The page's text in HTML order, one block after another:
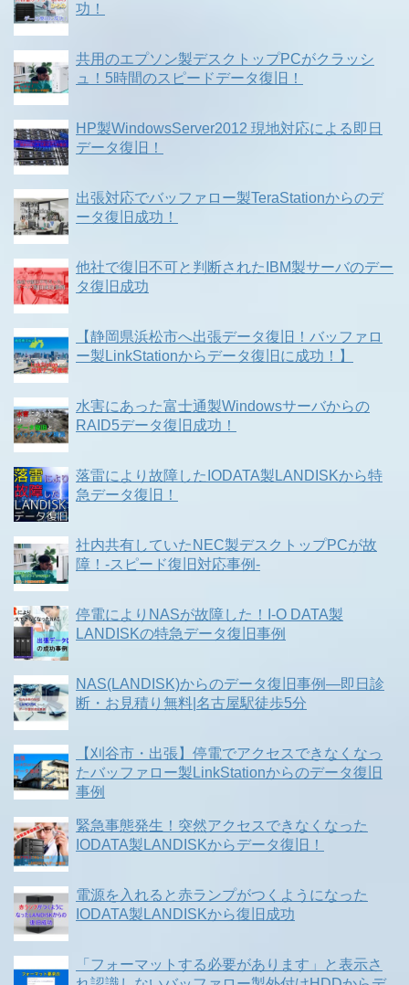
功！
共用のエプソン製デスクトップPCがクラッシ
ュ！5時間のスピードデータ復旧！
HP製WindowsServer2012 現地対応による即日
データ復旧！
出張対応でバッファロー製TeraStationからのデ
ータ復旧成功！
他社で復旧不可と判断されたIBM製サーバのデー
タ復旧成功
【静岡県浜松市へ出張データ復旧！バッファロ
ー製LinkStationからデータ復旧に成功！】
水害にあった富士通製Windowsサーバからの
RAID5データ復旧成功！
落雷により故障したIODATA製LANDISKから特
急データ復旧！
社内共有していたNEC製デスクトップPCが故
障！-スピード復旧対応事例-
停電によりNASが故障した！I-O DATA製
LANDISKの特急データ復旧事例
NAS(LANDISK)からのデータ復旧事例―即日診
断・お見積り無料|名古屋駅徒歩5分
【刈谷市・出張】停電でアクセスできなくなっ
たバッファロー製LinkStationからのデータ復旧
事例
緊急事態発生！突然アクセスできなくなった
IODATA製LANDISKからデータ復旧！
電源を入れると赤ランプがつくようになった
IODATA製LANDISKから復旧成功
「フォーマットする必要があります」と表示さ